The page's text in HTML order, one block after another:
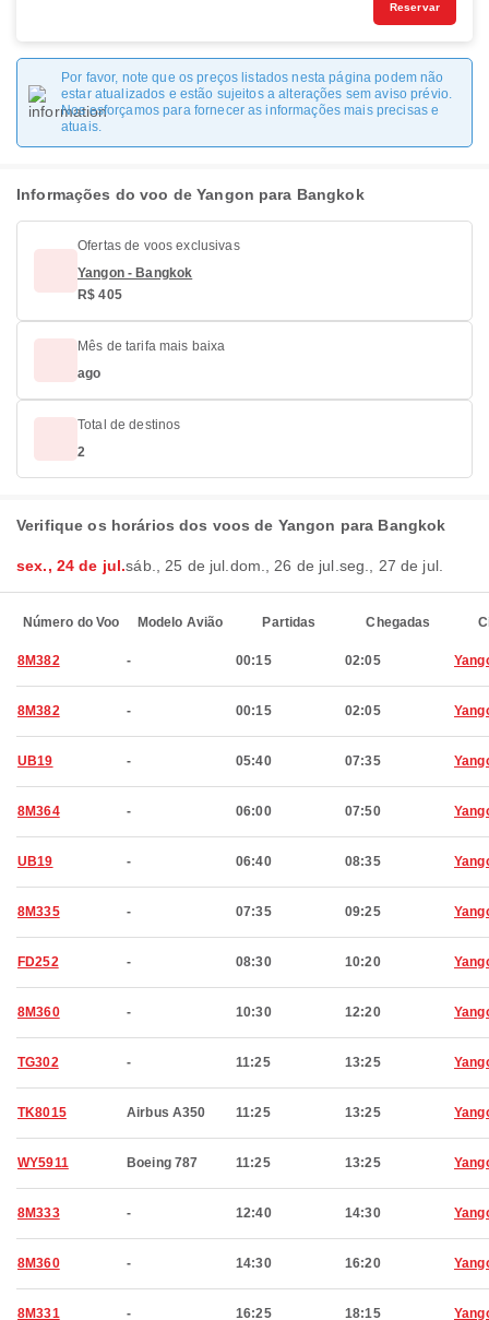
Reservar
Por favor, note que os preços listados nesta página podem não
estar atualizados e estão sujeitos a alterações sem aviso prévio.
Nos esforçamos para fornecer as informações mais precisas e
atuais.
Informações do voo de Yangon para Bangkok
Ofertas de voos exclusivas
Yangon - Bangkok
R$ 405
Mês de tarifa mais baixa
ago
Total de destinos
2
Verifique os horários dos voos de Yangon para Bangkok
sex., 24 de jul.sáb., 25 de jul. dom., 26 de jul. seg., 27 de jul.
Número do Voo Modelo Avião Partidas Chegadas
8M382 - 00:15 02:05
8M382 - 00:15 02:05
UB19 - 05:40 07:35
8M364 - 06:00 07:50
UB19 - 06:40 08:35
8M335 - 07:35 09:25
FD252 - 08:30 10:20
8M360 - 10:30 12:20
TG302 - 11:25 13:25
TK8015 Airbus A350 11:25 13:25
WY5911 Boeing 787 11:25 13:25
8M333 - 12:40 14:30
8M360 - 14:30 16:20
8M331 - 16:25 18:15